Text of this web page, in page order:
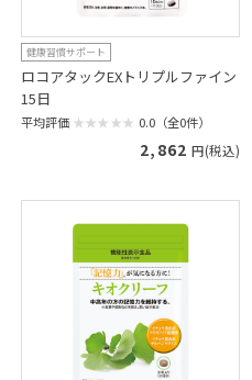
健康習慣サポート
ロコアタックEXトリプルファイン
15日
平均評価 0.0（全0件）
2,862 円(税込)